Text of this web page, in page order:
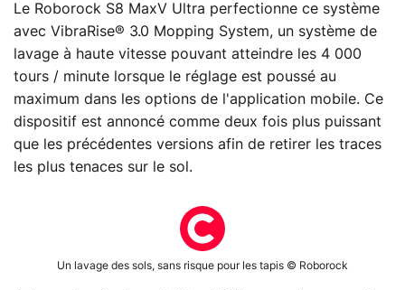
Le Roborock S8 MaxV Ultra perfectionne ce système
avec VibraRise® 3.0 Mopping System, un système de
lavage à haute vitesse pouvant atteindre les 4 000
tours / minute lorsque le réglage est poussé au
maximum dans les options de l'application mobile. Ce
dispositif est annoncé comme deux fois plus puissant
que les précédentes versions afin de retirer les traces
les plus tenaces sur le sol.
Un lavage des sols, sans risque pour les tapis © Roborock